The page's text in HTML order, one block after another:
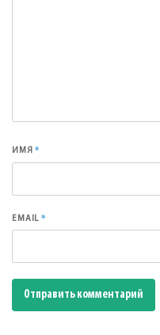
ИМЯ*
EMAIL*